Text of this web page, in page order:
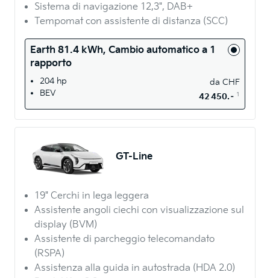
Sistema di navigazione 12,3", DAB+
Tempomat con assistente di distanza (SCC)
Earth 81.4 kWh, Cambio automatico a 1
rapporto
204 hp
BEV
da CHF
42 450.– 1
GT-Line
19" Cerchi in lega leggera
Assistente angoli ciechi con visualizzazione sul
display (BVM)
Assistente di parcheggio telecomandato
(RSPA)
Assistenza alla guida in autostrada (HDA 2.0)